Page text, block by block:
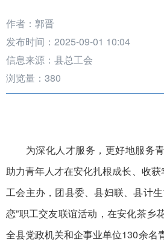
作者：郭晋
发布时间：2025-09-01 10:04
信息来源：县总工会
浏览量： 380
为深化人才服务，更好地服务青
助力青年人才在安化扎根成长、收
工会主办，团县委、县妇联、县计
恋”职工交友联谊活动，在安化茶乡
全县党政机关和企事业单位130余名